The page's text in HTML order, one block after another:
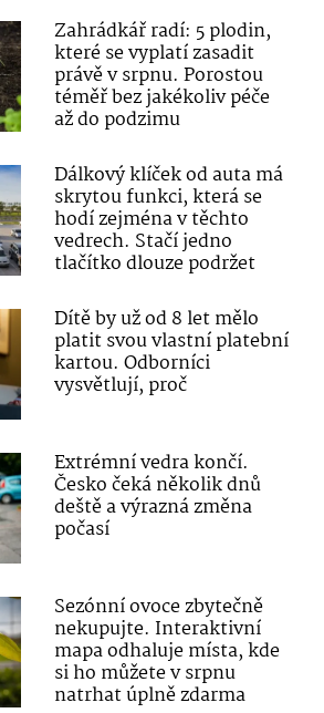
Zahrádkář radí: 5 plodin,
které se vyplatí zasadit
právě v srpnu. Porostou
téměř bez jakékoliv péče
až do podzimu
Dálkový klíček od auta má
skrytou funkci, která se
hodí zejména v těchto
vedrech. Stačí jedno
tlačítko dlouze podržet
Dítě by už od 8 let mělo
platit svou vlastní platební
kartou. Odborníci
vysvětlují, proč
Extrémní vedra končí.
Česko čeká několik dnů
deště a výrazná změna
počasí
Sezónní ovoce zbytečně
nekupujte. Interaktivní
mapa odhaluje místa, kde
si ho můžete v srpnu
natrhat úplně zdarma